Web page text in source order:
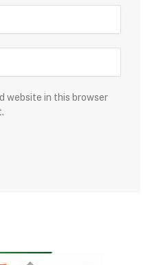
website in this browser